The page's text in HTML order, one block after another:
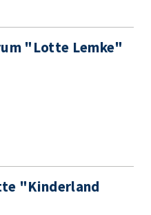
"Lotte Lemke"
"Kinderland